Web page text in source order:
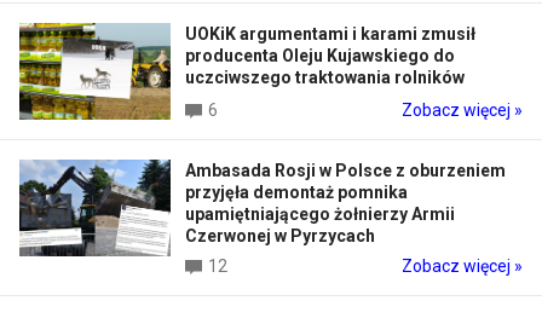
UOKiK argumentami i karami zmusił
producenta Oleju Kujawskiego do
uczciwszego traktowania rolników
6
Zobacz więcej »
Ambasada Rosji w Polsce z oburzeniem
przyjęła demontaż pomnika
upamiętniającego żołnierzy Armii
Czerwonej w Pyrzycach
12
Zobacz więcej »